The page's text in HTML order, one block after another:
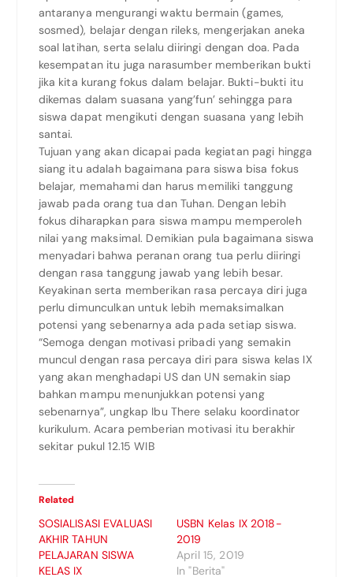
antaranya mengurangi waktu bermain (games,
sosmed), belajar dengan rileks, mengerjakan aneka
soal latihan, serta selalu diiringi dengan doa. Pada
kesempatan itu juga narasumber memberikan bukti
jika kita kurang fokus dalam belajar. Bukti-bukti itu
dikemas dalam suasana yang’fun’ sehingga para
siswa dapat mengikuti dengan suasana yang lebih
santai.
Tujuan yang akan dicapai pada kegiatan pagi hingga
siang itu adalah bagaimana para siswa bisa fokus
belajar, memahami dan harus memiliki tanggung
jawab pada orang tua dan Tuhan. Dengan lebih
fokus diharapkan para siswa mampu memperoleh
nilai yang maksimal. Demikian pula bagaimana siswa
menyadari bahwa peranan orang tua perlu diiringi
dengan rasa tanggung jawab yang lebih besar.
Keyakinan serta memberikan rasa percaya diri juga
perlu dimunculkan untuk lebih memaksimalkan
potensi yang sebenarnya ada pada setiap siswa.
“Semoga dengan motivasi pribadi yang semakin
muncul dengan rasa percaya diri para siswa kelas IX
yang akan menghadapi US dan UN semakin siap
bahkan mampu menunjukkan potensi yang
sebenarnya”, ungkap Ibu There selaku koordinator
kurikulum. Acara pemberian motivasi itu berakhir
sekitar pukul 12.15 WIB
Related
SOSIALISASI EVALUASI
AKHIR TAHUN
PELAJARAN SISWA
KELAS IX
USBN Kelas IX 2018-
2019
April 15, 2019
In "Berita"